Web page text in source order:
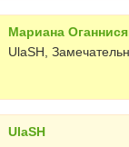
Мариана
UlaSH,
UlaSH